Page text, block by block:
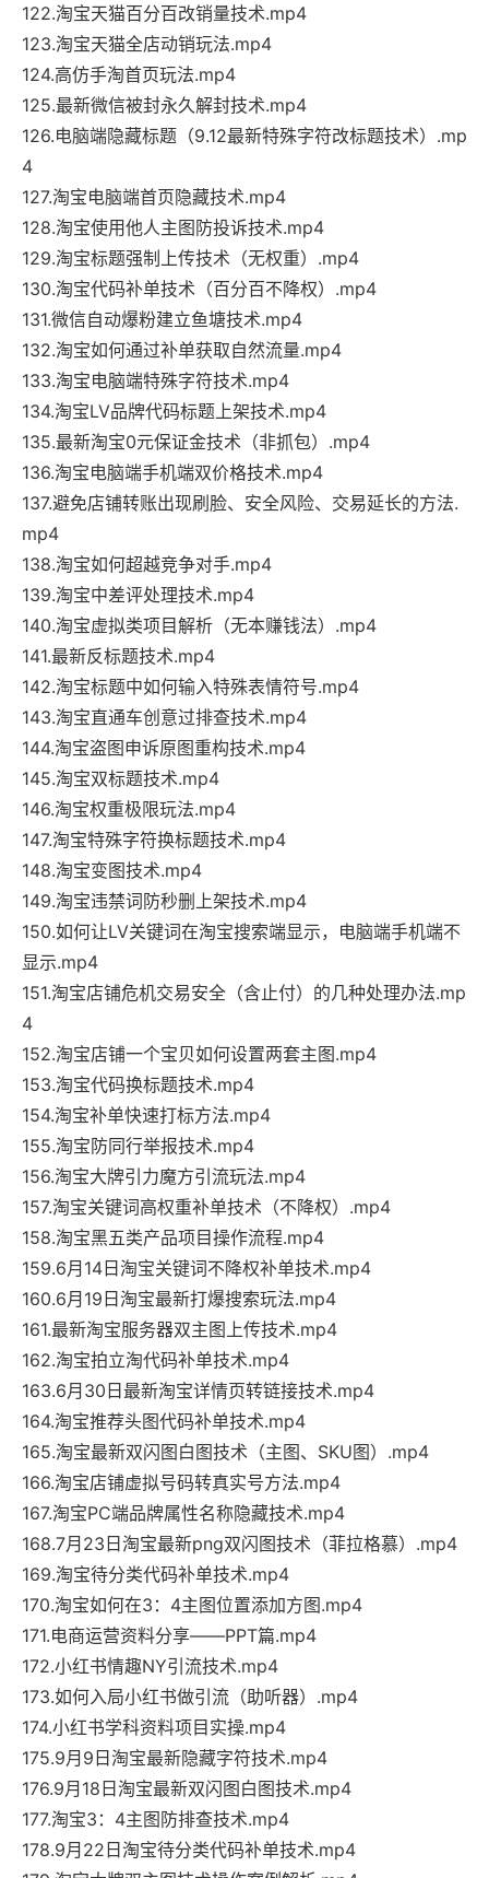
122.淘宝天猫百分百改销量技术.mp4
123.淘宝天猫全店动销玩法.mp4
124.高仿手淘首页玩法.mp4
125.最新微信被封永久解封技术.mp4
126.电脑端隐藏标题（9.12最新特殊字符改标题技术）.mp
4
127.淘宝电脑端首页隐藏技术.mp4
128.淘宝使用他人主图防投诉技术.mp4
129.淘宝标题强制上传技术（无权重）.mp4
130.淘宝代码补单技术（百分百不降权）.mp4
131.微信自动爆粉建立鱼塘技术.mp4
132.淘宝如何通过补单获取自然流量.mp4
133.淘宝电脑端特殊字符技术.mp4
134.淘宝LV品牌代码标题上架技术.mp4
135.最新淘宝0元保证金技术（非抓包）.mp4
136.淘宝电脑端手机端双价格技术.mp4
137.避免店铺转账出现刷脸、安全风险、交易延长的方法.
mp4
138.淘宝如何超越竞争对手.mp4
139.淘宝中差评处理技术.mp4
140.淘宝虚拟类项目解析（无本赚钱法）.mp4
141.最新反标题技术.mp4
142.淘宝标题中如何输入特殊表情符号.mp4
143.淘宝直通车创意过排查技术.mp4
144.淘宝盗图申诉原图重构技术.mp4
145.淘宝双标题技术.mp4
146.淘宝权重极限玩法.mp4
147.淘宝特殊字符换标题技术.mp4
148.淘宝变图技术.mp4
149.淘宝违禁词防秒删上架技术.mp4
150.如何让LV关键词在淘宝搜索端显示，电脑端手机端不
显示.mp4
151.淘宝店铺危机交易安全（含止付）的几种处理办法.mp
4
152.淘宝店铺一个宝贝如何设置两套主图.mp4
153.淘宝代码换标题技术.mp4
154.淘宝补单快速打标方法.mp4
155.淘宝防同行举报技术.mp4
156.淘宝大牌引力魔方引流玩法.mp4
157.淘宝关键词高权重补单技术（不降权）.mp4
158.淘宝黑五类产品项目操作流程.mp4
159.6月14日淘宝关键词不降权补单技术.mp4
160.6月19日淘宝最新打爆搜索玩法.mp4
161.最新淘宝服务器双主图上传技术.mp4
162.淘宝拍立淘代码补单技术.mp4
163.6月30日最新淘宝详情页转链接技术.mp4
164.淘宝推荐头图代码补单技术.mp4
165.淘宝最新双闪图白图技术（主图、SKU图）.mp4
166.淘宝店铺虚拟号码转真实号方法.mp4
167.淘宝PC端品牌属性名称隐藏技术.mp4
168.7月23日淘宝最新png双闪图技术（菲拉格慕）.mp4
169.淘宝待分类代码补单技术.mp4
170.淘宝如何在3：4主图位置添加方图.mp4
171.电商运营资料分享——PPT篇.mp4
172.小红书情趣NY引流技术.mp4
173.如何入局小红书做引流（助听器）.mp4
174.小红书学科资料项目实操.mp4
175.9月9日淘宝最新隐藏字符技术.mp4
176.9月18日淘宝最新双闪图白图技术.mp4
177.淘宝3：4主图防排查技术.mp4
178.9月22日淘宝待分类代码补单技术.mp4